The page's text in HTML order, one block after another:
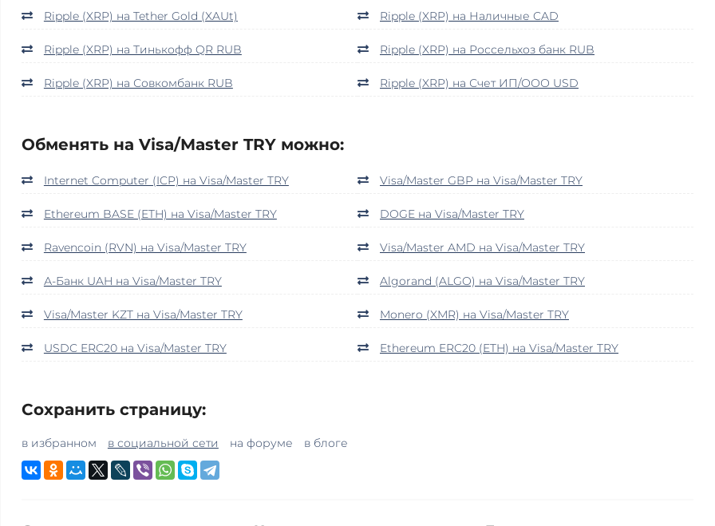
Ripple (XRP) на Tether Gold (XAUt) Ripple (XRP) на Наличные CAD
Ripple (XRP) на Тинькофф QR RUB Ripple (XRP) на Россельхоз банк RUB
Ripple (XRP) на Совкомбанк RUB Ripple (XRP) на Счет ИП/ООО USD
Обменять на Visa/Master TRY можно:
Internet Computer (ICP) на Visa/Master TRY Visa/Master GBP на Visa/Master TRY
Ethereum BASE (ETH) на Visa/Master TRY DOGE на Visa/Master TRY
Ravencoin (RVN) на Visa/Master TRY Visa/Master AMD на Visa/Master TRY
А-Банк UAH на Visa/Master TRY Algorand (ALGO) на Visa/Master TRY
Visa/Master KZT на Visa/Master TRY Monero (XMR) на Visa/Master TRY
USDC ERC20 на Visa/Master TRY Ethereum ERC20 (ETH) на Visa/Master TRY
Сохранить страницу:
в избранном в социальной сети на форуме в блоге